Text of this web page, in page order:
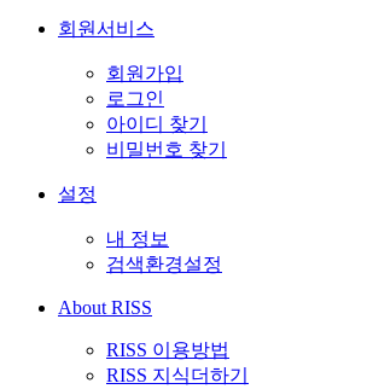
회원서비스
회원가입
로그인
아이디 찾기
비밀번호 찾기
설정
내 정보
검색환경설정
About RISS
RISS 이용방법
RISS 지식더하기